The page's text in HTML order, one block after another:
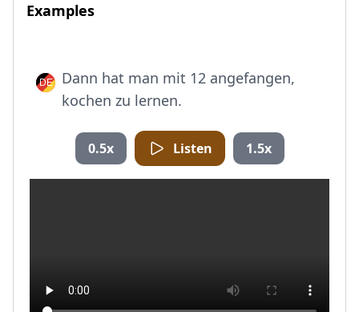
Examples
Dann hat man mit 12 angefangen,
kochen zu lernen.
0.5x Listen 1.5x